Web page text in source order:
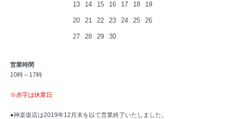
13 14 15 16 17 18 19
20 21 22 23 24 25 26
27 28 29 30
営業時間
10時～17時
※赤字は休業日
●神楽坂店は2019年12月末を以て営業終了いたしました。